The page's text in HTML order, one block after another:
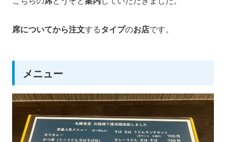
席についてから注文するタイプのお店です。
メニュー